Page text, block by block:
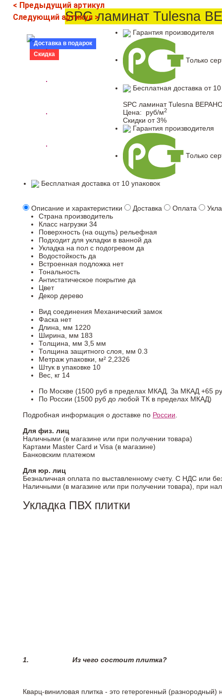
< Предыдущий артикул
Следующий артикул >SPC ламинат Tulesna
Доставка в подарок
Скидка
Гарантия производителя
Только
Бесплатная доставка от
SPC ламинат Tulesna
Цена:
руб/м2
Скидки от 3%
Гарантия производителя
Только
Бесплатная доставка от 10 упаковок
Описание и характеристики Доставка Оплата
Страна производитель
Класс нагрузки 34
Поверхность (на ощупь) рельефная
Подходит для укладки в ванной да
Укладка на пол c подогревом да
Водостойкость да
Встроенная подложка нет
Тональность
Антистатическое покрытие да
Цвет
Декор дерево
Вид соединения Механический замок
Фаска нет
Длина, мм 1220
Ширина, мм 183
Толщина, мм 3,5 мм
Толщина защитного слоя, мм 0.3
Метраж упаковки, м² 2,2326
Штук в упаковке 10
Вес, кг 14
По Москве (1500 руб в пределах МКАД. За МКАД +65
По России (1500 руб до любой ТК в пределах МКАД)
Подробная информация о доставке по России.
Для физ. лиц
Наличными (в магазине или при получении товара)
Картами Master Card и Visa (в магазине)
Банковским платежом
Для юр. лиц
Безналичная оплата по выставленному счету. С НДС или
Наличными (в магазине или при получении товара), при
Укладка ПВХ плитки
1. Из чего состоит плитка?
Кварц-виниловая плитка - это гетерогенный